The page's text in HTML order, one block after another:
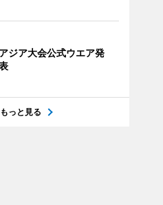
アジア大会公式ウエア発
もっと見る